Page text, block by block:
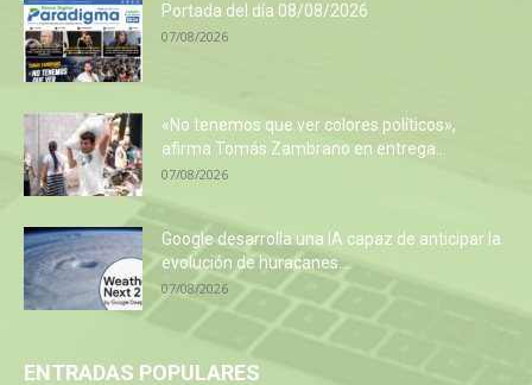
Portada del día 08/08/2026
07/08/2026
«No tenemos que ver colores políticos»,
afirma Tomás Zambrano en entrega...
07/08/2026
Google desarrolla una IA capaz de anticipar la
evolución de huracanes...
07/08/2026
ENTRADAS POPULARES